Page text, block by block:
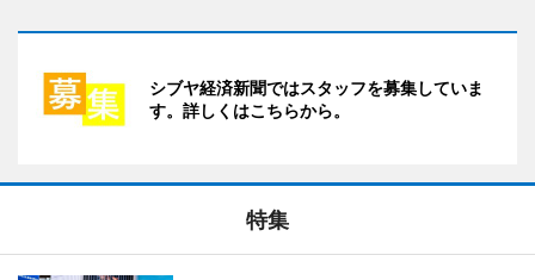
シブヤ経済新聞ではスタッフを募集していま
す。詳しくはこちらから。
特集